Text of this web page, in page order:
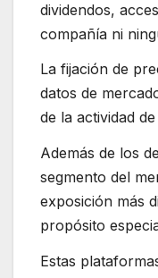
dividendos,
compañía ni
La fijación de
datos de
de la actividad
Además de los
segmento del
exposición más
propósito
Estas